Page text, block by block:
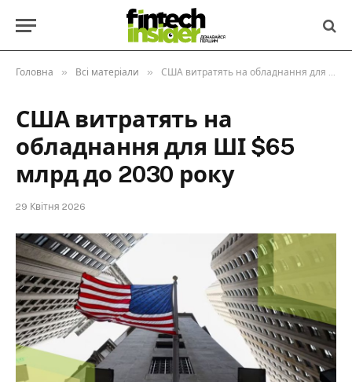
Головна » Всі матеріали » США витратять на обладнання для ШІ $65 млрд до 2030 року
США витратять на
обладнання для ШІ $65
млрд до 2030 року
29 Квітня 2026